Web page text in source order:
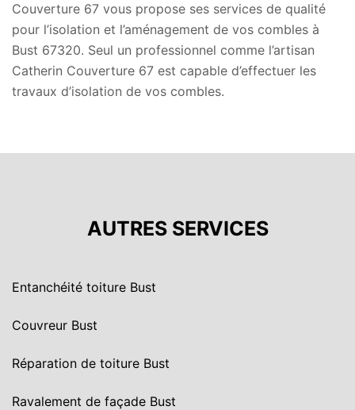
Couverture 67 vous propose ses services de qualité
pour l’isolation et l’aménagement de vos combles à
Bust 67320. Seul un professionnel comme l’artisan
Catherin Couverture 67 est capable d’effectuer les
travaux d’isolation de vos combles.
AUTRES SERVICES
Entanchéité toiture Bust
Couvreur Bust
Réparation de toiture Bust
Ravalement de façade Bust